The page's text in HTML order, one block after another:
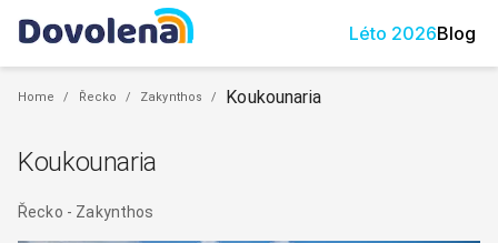
Léto 2026Blog
Home / Řecko / Zakynthos / Koukounaria
Koukounaria
Řecko - Zakynthos